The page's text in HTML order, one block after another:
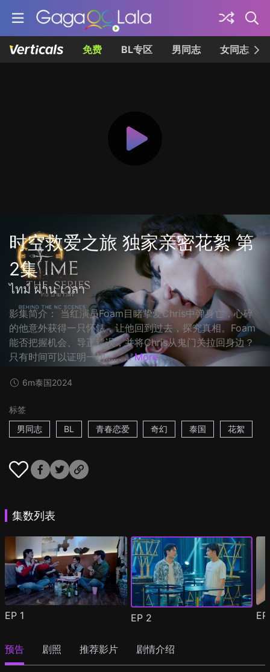
免费 BL专区 男同志 女同志
时空救爱之旅 独家亲密花絮 第
2集
ไทม์ ผ่าน เวลา
影集简介： 当红演员Foam目睹挚爱Chris中弹身亡，心碎
的他意外获得一只怀錶，让他回到过去，探究真相。Foam
能否把握机会、导正错误，并将Chris从鬼门关拉回身边？
只有时间可以证明一切…… ... More
6m泰国2024
标签
男同志
BL 青春恋爱 奇幻 泰国 花絮
集数列表
EP 1 EP 2
预告 剧照 推荐影片 剧情介绍